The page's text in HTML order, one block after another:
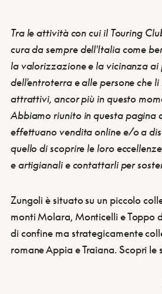
Tra le attività con cui il Touring
curada sempredell'Italia come
la valorizzazione e la vicinanza ai
dell'entroterra e alle persone che
attrattivi, ancor più in questo
Abbiamo riunito in questa pagina
effettuano vendita online e/o a
quello discoprire le loro eccellenze
e artigianalie contattarli per
Zungoli è situato su un piccolo
monti Molara, Monticelli e Toppo
di confine ma strategicamente
romane Appia e Traiana. Scopri le